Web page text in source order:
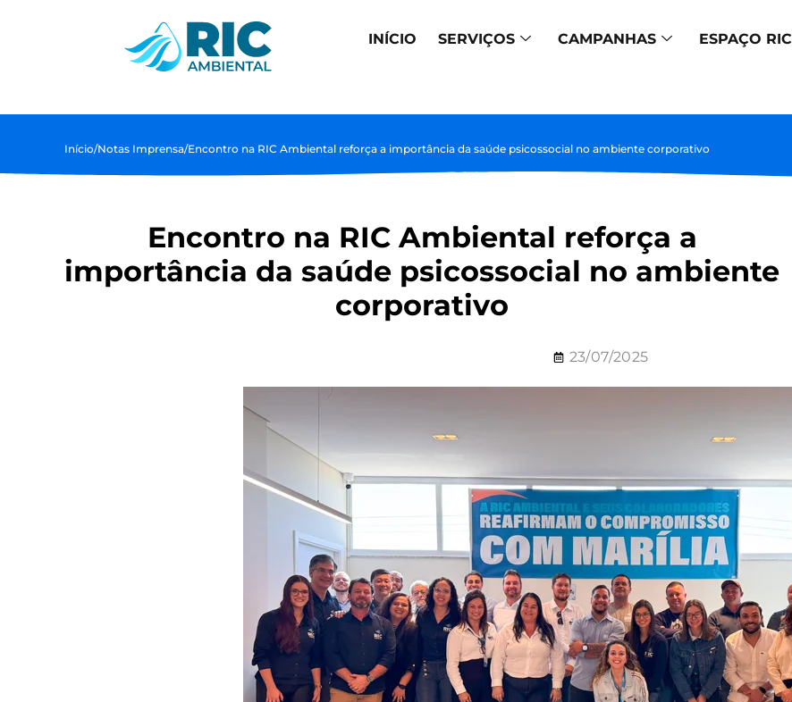
INÍCIO SERVIÇOS CAMPANHAS ESPAÇO RIC
Início/Notas Imprensa/Encontro na RIC Ambiental reforça a importância da saúde psicossocial no ambiente corporativo
Encontro na RIC Ambiental reforça a
importância da saúde psicossocial no ambiente
corporativo
23/07/2025